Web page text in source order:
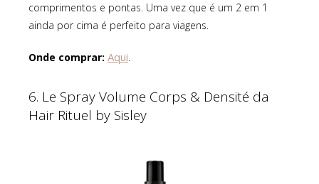
comprimentos e pontas. Uma vez que é um 2 em 1
ainda por cima é perfeito para viagens.
Onde comprar: Aqui.
6. Le Spray Volume Corps & Densité da
Hair Rituel by Sisley